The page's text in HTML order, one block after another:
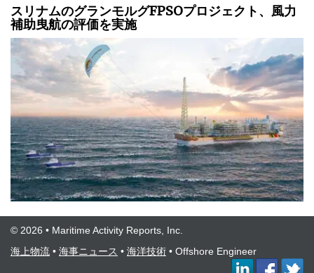
スリナムのグランモルグFPSOプロジェクト、風力
補助曳航の評価を実施
© 2026 • Maritime Activity Reports, Inc.
海上物流 • 海事ニュース • 海洋技術 • Offshore Engineer